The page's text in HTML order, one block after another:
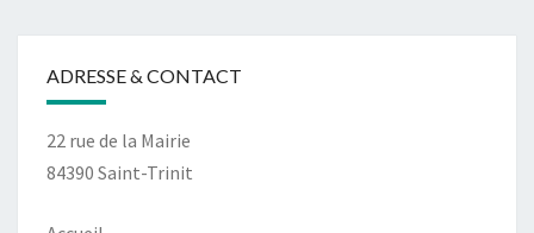
ADRESSE & CONTACT
22 rue de la Mairie
84390 Saint-Trinit